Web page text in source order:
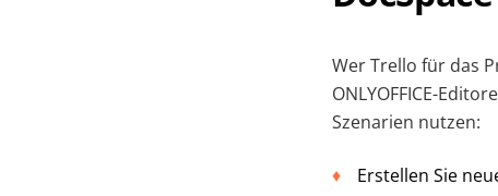
Wer Trello für das
ONLYOFFICE-
Szenarien nutzen:
Erstellen Sie